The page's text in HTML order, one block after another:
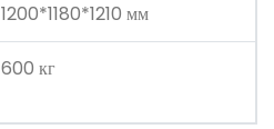
1200*1180*1210 мм
600 кг